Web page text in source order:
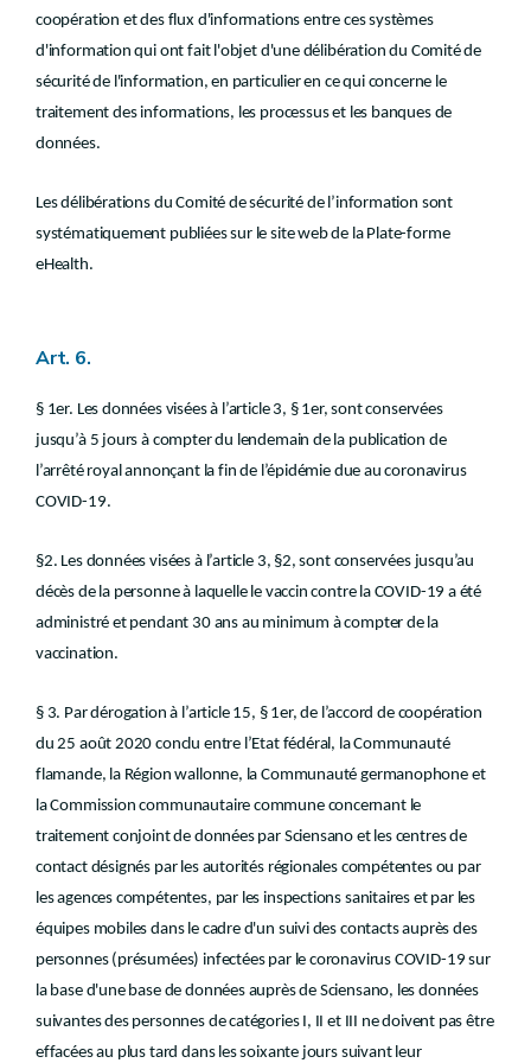
coopération et des flux d'informations entre ces systèmes
d'information qui ont fait l'objet d'une délibération du Comité de
sécurité de l'information, en particulier en ce qui concerne le
traitement des informations, les processus et les banques de
données.
Les délibérations du Comité de sécurité de l’information sont
systématiquement publiées sur le site web de la Plate-forme
eHealth.
Art. 6.
§ 1er. Les données visées à l’article 3, § 1er, sont conservées
jusqu’à 5 jours à compter du lendemain de la publication de
l’arrêté royal annonçant la fin de l’épidémie due au coronavirus
COVID-19.
§2. Les données visées à l’article 3, §2, sont conservées jusqu’au
décès de la personne à laquelle le vaccin contre la COVID-19 a été
administré et pendant 30 ans au minimum à compter de la
vaccination.
§ 3. Par dérogation à l’article 15, § 1er, de l’accord de coopération
du 25 août 2020 conclu entre l’Etat fédéral, la Communauté
flamande, la Région wallonne, la Communauté germanophone et
la Commission communautaire commune concernant le
traitement conjoint de données par Sciensano et les centres de
contact désignés par les autorités régionales compétentes ou par
les agences compétentes, par les inspections sanitaires et par les
équipes mobiles dans le cadre d'un suivi des contacts auprès des
personnes (présumées) infectées par le coronavirus COVID-19 sur
la base d'une base de données auprès de Sciensano, les données
suivantes des personnes de catégories I, II et III ne doivent pas être
effacées au plus tard dans les soixante jours suivant leur